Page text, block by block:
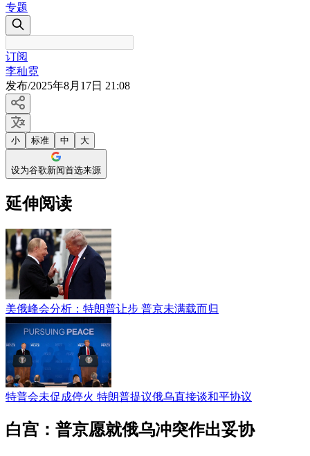
专题
订阅
李秈霓
发布/2025年8月17日 21:08
小 标准 中 大
设为谷歌新闻首选来源
延伸阅读
美俄峰会分析：特朗普让步 普京未满载而归
特普会未促成停火 特朗普提议俄乌直接谈和平协议
白宫：普京愿就俄乌冲突作出妥协